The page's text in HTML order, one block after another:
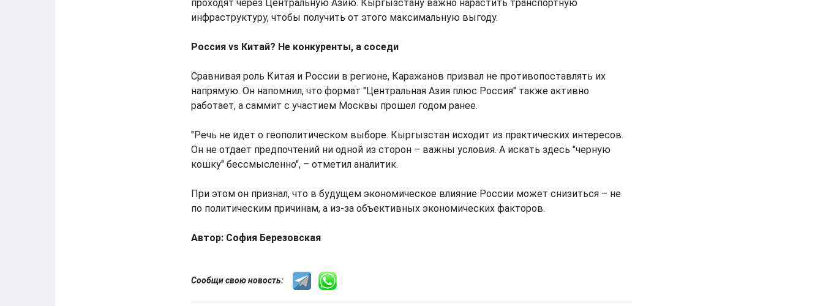
проходят через Центральную Азию. Кыргызстану важно нарастить транспортную
инфраструктуру, чтобы получить от этого максимальную выгоду.
Россия vs Китай? Не конкуренты, а соседи
Сравнивая роль Китая и России в регионе, Каражанов призвал не противопоставлять их
напрямую. Он напомнил, что формат "Центральная Азия плюс Россия" также активно
работает, а саммит с участием Москвы прошел годом ранее.
"Речь не идет о геополитическом выборе. Кыргызстан исходит из практических интересов.
Он не отдает предпочтений ни одной из сторон – важны условия. А искать здесь "черную
кошку" бессмысленно", – отметил аналитик.
При этом он признал, что в будущем экономическое влияние России может снизиться – не
по политическим причинам, а из-за объективных экономических факторов.
Автор: София Березовская
Сообщи свою новость: